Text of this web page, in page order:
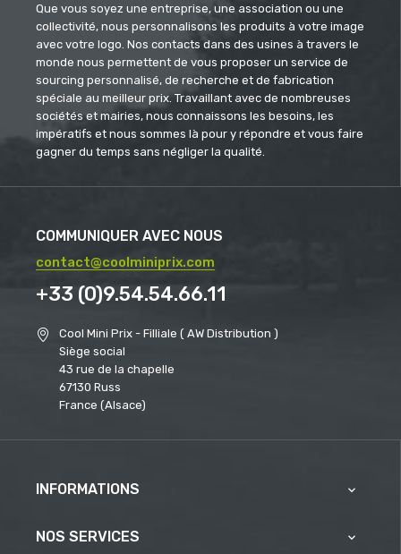
Que vous soyez une entreprise, une association ou une
collectivité, nous personnalisons les produits à votre image
avec votre logo. Nos contacts dans des usines à travers le
monde nous permettent de vous proposer un service de
sourcing personnalisé, de recherche et de fabrication
spéciale au meilleur prix. Travaillant avec de nombreuses
sociétés et mairies, nous connaissons les besoins, les
impératifs et nous sommes là pour y répondre et vous faire
gagner du temps sans négliger la qualité.
COMMUNIQUER AVEC NOUS
contact@coolminiprix.com
+33 (0)9.54.54.66.11
Cool Mini Prix - Filliale ( AW Distribution )
Siège social
43 rue de la chapelle
67130 Russ
France (Alsace)
INFORMATIONS 
NOS SERVICES 